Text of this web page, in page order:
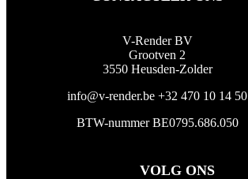
V-Render BV
Grootven 2
3550 Heusden-Zolder
info@v-render.be +32 470 10 14 50
BTW-nummer BE0795.686.050
VOLG ONS